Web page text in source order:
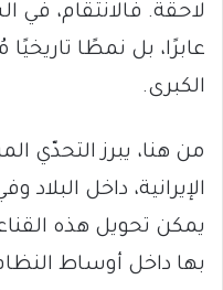
لاحقة. فالانتقام، في
عابرًا، بل نمطًا
الكبرى.
من هنا، يبرز التحدّي
الإيرانية، داخل
يمكن تحويل هذه
بها داخل أوساط